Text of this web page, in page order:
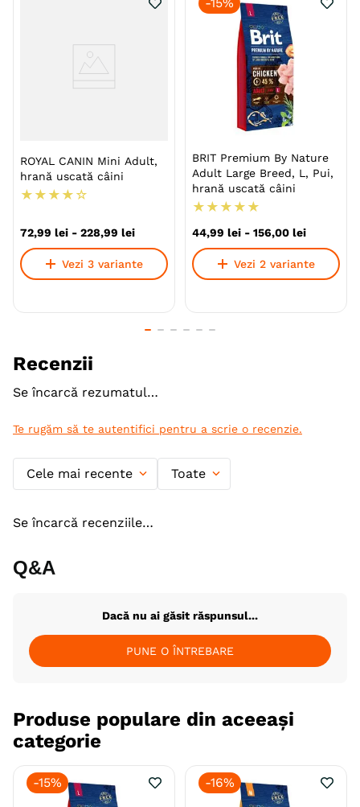
Conține un set echilibrat de vitamine și
Fara creale, fara arome sintetice, potențiatori de
aromă și coloranți.
Medie (M) Mare (L)
Giant (XL)
Adult
Calitate Hrana Ultra-Premium
Tip formula Grain Free
Somon
Metoda de preparare
Ambalaj
ROYAL CANIN Mini Adult,
hrană uscată câini
★ ★ ★ ★ ☆
72,99 lei - 228,99 lei
Vezi 3 variante
BRIT Premium By Nature
Adult Large Breed, L, Pui,
hrană uscată câini
★ ★ ★ ★ ★
44,99 lei - 156,00 lei
Vezi 2 variante
Recenzii
Se încarcă rezumatul…
Te rugăm să te autentifici pentru a scrie o recenzie.
Cele mai recente Toate
Se încarcă recenziile…
Q&A
Dacă nu ai găsit răspunsul...
PUNE O ÎNTREBARE
Produse populare din aceeași
categorie
-15% -16%